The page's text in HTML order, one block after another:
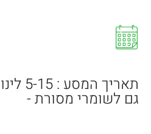
גם לשומרי מסורת -